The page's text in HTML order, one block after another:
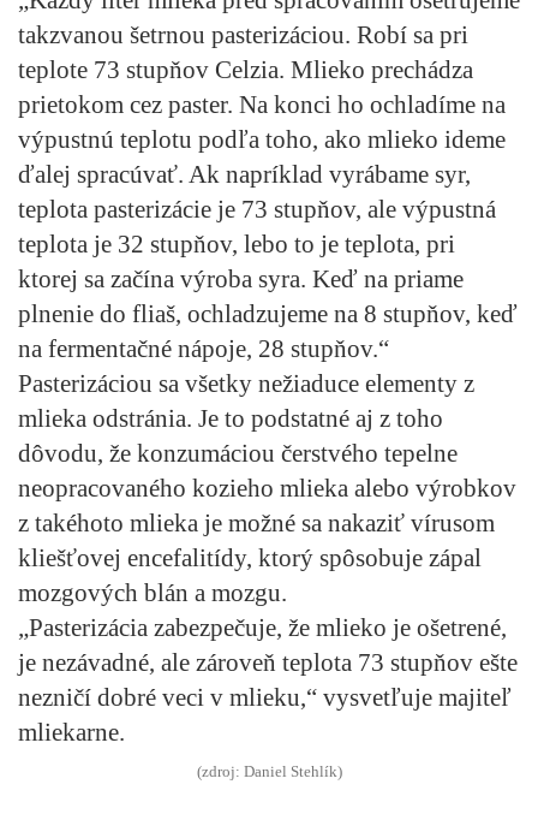
takzvanou šetrnou pasterizáciou. Robí sa pri
teplote 73 stupňov Celzia. Mlieko prechádza
prietokom cez paster. Na konci ho ochladíme na
výpustnú teplotu podľa toho, ako mlieko ideme
ďalej spracúvať. Ak napríklad vyrábame syr,
teplota pasterizácie je 73 stupňov, ale výpustná
teplota je 32 stupňov, lebo to je teplota, pri
ktorej sa začína výroba syra. Keď na priame
plnenie do fliaš, ochladzujeme na 8 stupňov, keď
na fermentačné nápoje, 28 stupňov.“
Pasterizáciou sa všetky nežiaduce elementy z
mlieka odstránia. Je to podstatné aj z toho
dôvodu, že konzumáciou čerstvého tepelne
neopracovaného kozieho mlieka alebo výrobkov
z takéhoto mlieka je možné sa nakaziť vírusom
kliešťovej encefalitídy, ktorý spôsobuje zápal
mozgových blán a mozgu.
„Pasterizácia zabezpečuje, že mlieko je ošetrené,
je nezávadné, ale zároveň teplota 73 stupňov ešte
nezničí dobré veci v mlieku,“ vysvetľuje majiteľ
mliekarne.
(zdroj: Daniel Stehlík)